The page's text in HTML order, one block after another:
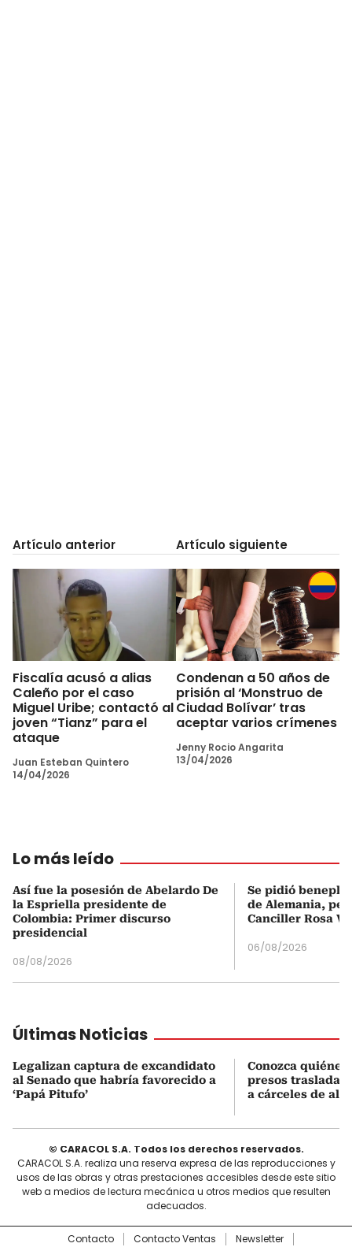
Artículo anterior
Fiscalía acusó a alias
Caleño por el caso
Miguel Uribe; contactó al
joven “Tianz” para el
ataque
Juan Esteban Quintero
14/04/2026
Artículo siguiente
Condenan a 50 años de
prisión al ‘Monstruo de
Ciudad Bolívar’ tras
aceptar varios crímenes
Jenny Rocio Angarita
13/04/2026
Lo más leído
Así fue la posesión de Abelardo De
la Espriella presidente de
Colombia: Primer discurso
presidencial
08/08/2026
Se pidió
de Alemania,
Canciller Rosa
06/08/2026
Últimas Noticias
Legalizan captura de excandidato
al Senado que habría favorecido a
‘Papá Pitufo’
Conozca quiénes
presos
a cárceles de
© CARACOL S.A. Todos los derechos reservados.
CARACOL S.A. realiza una reserva expresa de las reproducciones y
usos de las obras y otras prestaciones accesibles desde este sitio
web a medios de lectura mecánica u otros medios que resulten
adecuados.
Contacto Contacto Ventas Newsletter